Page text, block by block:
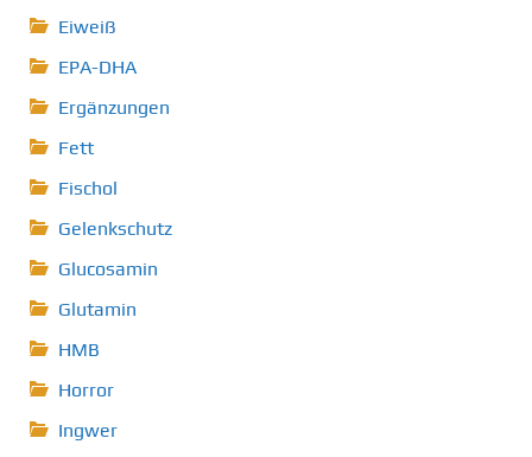
Eiweiß
EPA-DHA
Ergänzungen
Fett
Fischol
Gelenkschutz
Glucosamin
Glutamin
HMB
Horror
Ingwer